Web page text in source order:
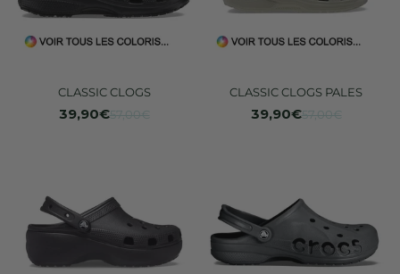
CLASSIC CLOGS
39,90€57,00€
CLASSIC CLOGS PALES
39,90€57,00€